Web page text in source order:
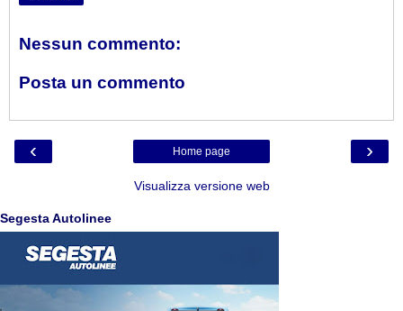
Nessun commento:
Posta un commento
‹ ›
Home page
Visualizza versione web
Segesta Autolinee